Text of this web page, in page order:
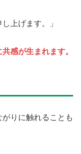
上げます。」
感が生まれます。
りに触れることも